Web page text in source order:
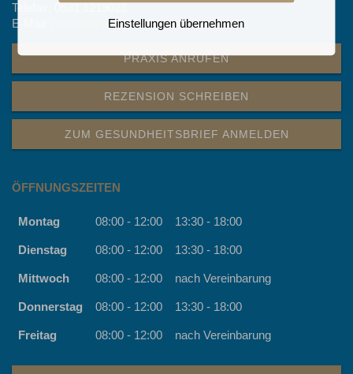
Telefax: 0531 1219023
E-Mail:
praxis@frauenaerzte-braunschweig.de
PRAXIS ANRUFEN
REZENSION SCHREIBEN
ZUM GESUNDHEITSBRIEF ANMELDEN
ÖFFNUNGSZEITEN
Montag 08:00 - 12:00 13:30 - 18:00
Dienstag 08:00 - 12:00 13:30 - 18:00
Mittwoch 08:00 - 12:00 nach Vereinbarung
Donnerstag 08:00 - 12:00 13:30 - 18:00
Freitag 08:00 - 12:00 nach Vereinbarung
Einstellungen übernehmen